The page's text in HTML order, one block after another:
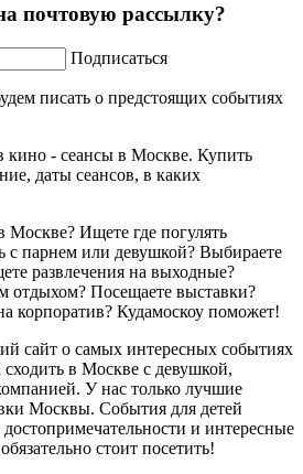
почтовую рассылку?
Подписаться
писать о предстоящих событиях
кино - сеансы в Москве. Купить
даты сеансов, в каких
Москве? Ищете где погулять
с парнем или девушкой? Выбираете
развлечения на выходные?
отдыхом? Посещаете выставки?
корпоратив? Кудамоскоу поможет!
сайт о самых интересных событиях
в Москве с девушкой,
У нас только лучшие
Москвы. События для детей
и интересные
стоит посетить!